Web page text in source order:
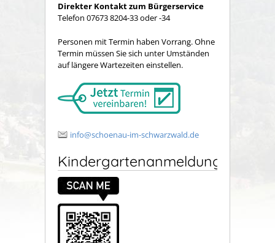
Direkter Kontakt zum Bürgerservice
Telefon 07673 8204-33 oder -34
Personen mit Termin haben Vorrang. Ohne
Termin müssen Sie sich unter Umständen
auf längere Wartezeiten einstellen.
info@schoenau-im-schwarzwald.de
Kindergartenanmeldung